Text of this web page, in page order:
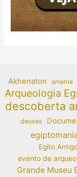
Akhenaton amarna
Arqueologia
descoberta
deuses
Egito
evento de
Grande Museu